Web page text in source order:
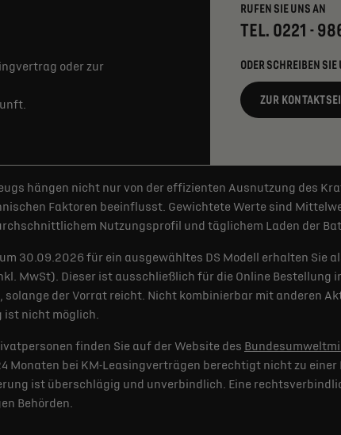
oder zur
RUFEN SIE UNS AN
TEL. 0221 -
ODER SCHREIBEN SIE
ZUR
hängen nicht nur von der effizienten Ausnutzung des
Faktoren beeinflusst. Gewichtete Werte sind
Nutzungsprofil und täglichem Laden der
30.09.2026 für ein ausgewähltes DS Modell erhalten Sie
MwSt). Dieser ist ausschließlich für die Online Bestellung
der Vorrat reicht. Nicht kombinierbar mit anderen
ist nicht möglich.
finden Sie auf der Website des
Monaten bei KM-Leasingverträgen berechtigt nicht zu einer
ist überschlägig und unverbindlich. Eine
Behörden.